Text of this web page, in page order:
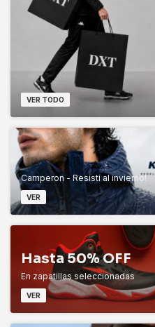
VER TODO
Camperon - Resisti al invierno!
VER
Hasta 50% OFF
En zapatillas seleccionadas
VER